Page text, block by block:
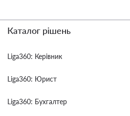
Каталог рішень
Liga360: Керівник
Liga360: Юрист
Liga360: Бухгалтер